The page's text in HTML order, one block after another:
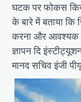
घटक पर फोकस
के बारे में बताया कि
करना और आवश्यक
ज्ञापन दि
मानद सचिव इंजी